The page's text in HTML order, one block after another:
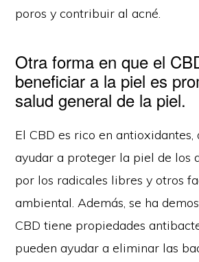
poros y contribuir al acné.
Otra forma en que el
beneficiar a la piel es
salud general de la piel.
El CBD es rico en antioxidantes,
ayudar a proteger la piel de los
por los radicales libres y otros
ambiental. Además, se ha
CBD tiene propiedades
pueden ayudar a eliminar las